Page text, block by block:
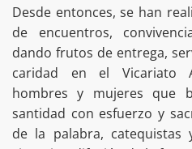
Desde entonces, se han
de encuentros,
dando frutos de entrega,
caridad en el Vicariato
hombres y mujeres que
santidad con esfuerzo y
de la palabra,